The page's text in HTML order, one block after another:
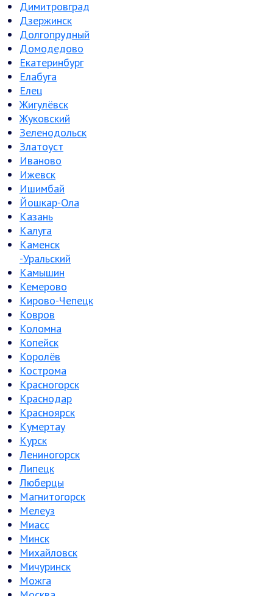
Димитровград
Дзержинск
Долгопрудный
Домодедово
Екатеринбург
Елабуга
Елец
Жигулёвск
Жуковский
Зеленодольск
Златоуст
Иваново
Ижевск
Ишимбай
Йошкар-Ола
Казань
Калуга
Каменск
-Уральский
Камышин
Кемерово
Кирово-Чепецк
Ковров
Коломна
Копейск
Королёв
Кострома
Красногорск
Краснодар
Красноярск
Кумертау
Курск
Лениногорск
Липецк
Люберцы
Магнитогорск
Мелеуз
Миасс
Минск
Михайловск
Мичуринск
Можга